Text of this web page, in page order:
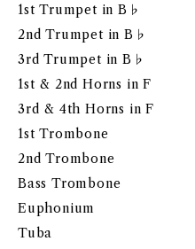
1st Trumpet in B♭
2nd Trumpet in B♭
3rd Trumpet in B♭
1st & 2nd Horns in F
3rd & 4th Horns in F
1st Trombone
2nd Trombone
Bass Trombone
Euphonium
Tuba